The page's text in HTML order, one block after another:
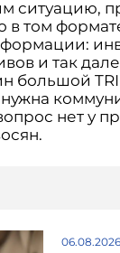
ситуацию,
в том
и так
большой
нет у
06.08.2026